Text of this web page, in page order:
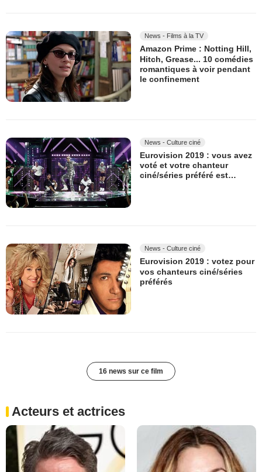
News - Films à la TV
Amazon Prime : Notting Hill,
Hitch, Grease... 10 comédies
romantiques à voir pendant
le confinement
News - Culture ciné
Eurovision 2019 : vous avez
voté et votre chanteur
ciné/séries préféré est…
News - Culture ciné
Eurovision 2019 : votez pour
vos chanteurs ciné/séries
préférés
16 news sur ce film
Acteurs et actrices